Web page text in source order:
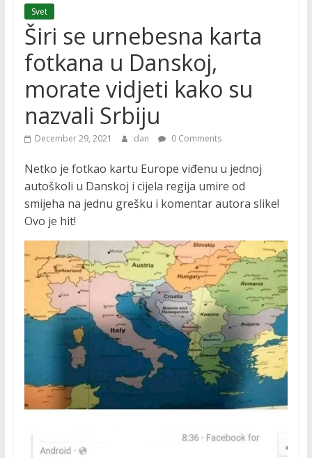
Svet
Širi se urnebesna karta
fotkana u Danskoj,
morate vidjeti kako su
nazvali Srbiju
December 29, 2021 dan 0 Comments
Netko je fotkao kartu Europe viđenu u jednoj
autoškoli u Danskoj i cijela regija umire od
smijeha na jednu grešku i komentar autora slike!
Ovo je hit!